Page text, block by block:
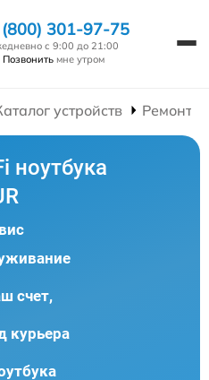
301-97-75
с 9:00 до 21:00
Позвонить мне утром
устройств Ремонт
ноутбука
счет,
курьера